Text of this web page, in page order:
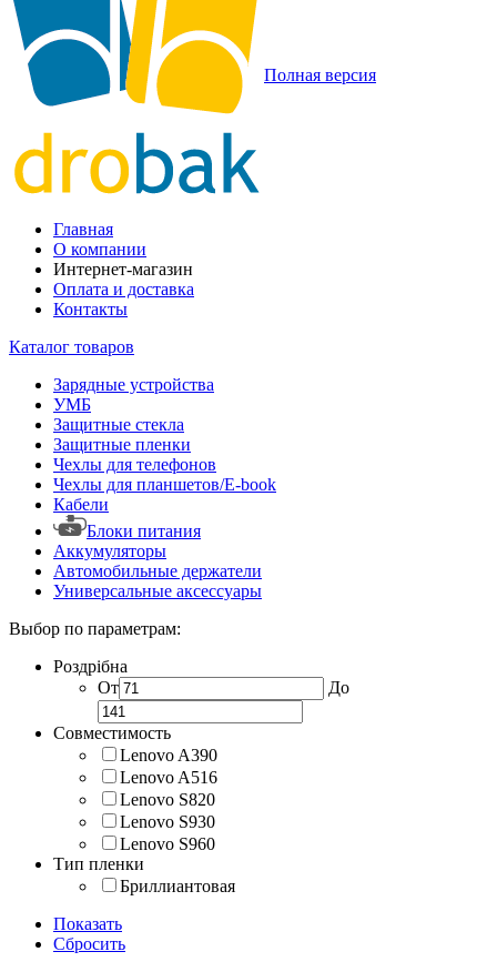
Полная версия
Главная
О компании
Интернет-магазин
Оплата и доставка
Контакты
Каталог товаров
Зарядные устройства
УМБ
Защитные стекла
Защитные пленки
Чехлы для телефонов
Чехлы для планшетов/E-book
Кабели
Блоки питания
Аккумуляторы
Автомобильные держатели
Универсальные аксессуары
Выбор по параметрам:
Роздрібна
От
До
Совместимость
Lenovo A390
Lenovo A516
Lenovo S820
Lenovo S930
Lenovo S960
Тип пленки
Бриллиантовая
Показать
Сбросить